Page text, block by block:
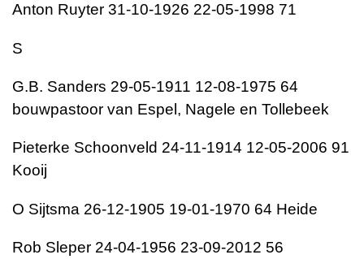
Anton Ruyter 31-10-1926 22-05-1998 71
S
G.B. Sanders 29-05-1911 12-08-1975 64
bouwpastoor van Espel, Nagele en Tollebeek
Pieterke Schoonveld 24-11-1914 12-05-2006 91
Kooij
O Sijtsma 26-12-1905 19-01-1970 64 Heide
Rob Sleper 24-04-1956 23-09-2012 56